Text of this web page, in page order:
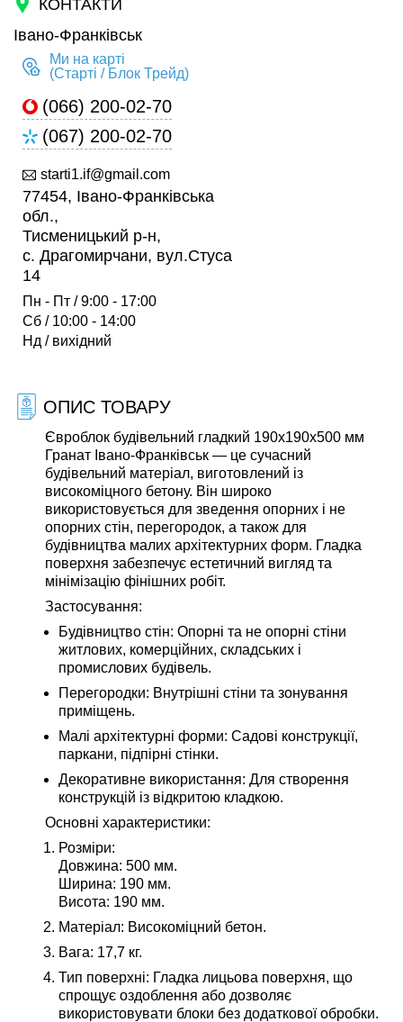
КОНТАКТИ
Івано-Франківськ
Ми на карті
(Старті / Блок Трейд)
(066) 200-02-70
(067) 200-02-70
starti1.if@gmail.com
77454, Івано-Франківська
обл.,
Тисменицький р-н,
c. Драгомирчани, вул.Стуса
14
Пн - Пт / 9:00 - 17:00
Сб / 10:00 - 14:00
Нд / вихідний
ОПИС ТОВАРУ
Євроблок будівельний гладкий 190х190х500 мм
Гранат Івано-Франківськ — це сучасний
будівельний матеріал, виготовлений із
високоміцного бетону. Він широко
використовується для зведення опорних і не
опорних стін, перегородок, а також для
будівництва малих архітектурних форм. Гладка
поверхня забезпечує естетичний вигляд та
мінімізацію фінішних робіт.
Застосування:
Будівництво стін: Опорні та не опорні стіни
житлових, комерційних, складських і
промислових будівель.
Перегородки: Внутрішні стіни та зонування
приміщень.
Малі архітектурні форми: Садові конструкції,
паркани, підпірні стінки.
Декоративне використання: Для створення
конструкцій із відкритою кладкою.
Основні характеристики:
Розміри:
Довжина: 500 мм.
Ширина: 190 мм.
Висота: 190 мм.
Матеріал: Високоміцний бетон.
Вага: 17,7 кг.
Тип поверхні: Гладка лицьова поверхня, що
спрощує оздоблення або дозволяє
використовувати блоки без додаткової обробки.